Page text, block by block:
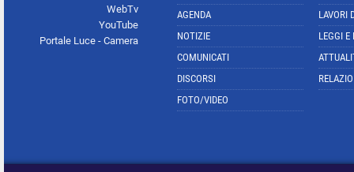
WebTv
YouTube
Portale Luce - Camera
AGENDA
NOTIZIE
COMUNICATI
DISCORSI
FOTO/VIDEO
LAVORI
LEGGI E